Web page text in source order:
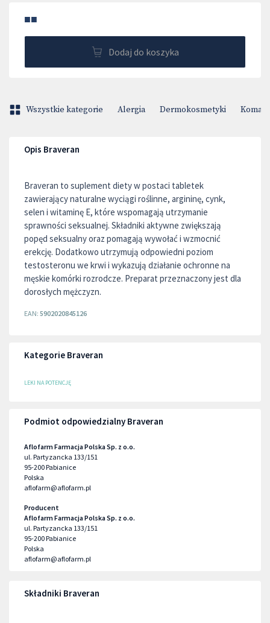
■■
Dodaj do koszyka
Wszystkie kategorie Alergia Dermokosmetyki
Opis Braveran
Braveran to suplement diety w postaci tabletek
zawierający naturalne wyciągi roślinne, argininę, cynk,
selen i witaminę E, które wspomagają utrzymanie
sprawności seksualnej. Składniki aktywne zwiększają
popęd seksualny oraz pomagają wywołać i wzmocnić
erekcję. Dodatkowo utrzymują odpowiedni poziom
testosteronu we krwi i wykazują działanie ochronne na
męskie komórki rozrodcze. Preparat przeznaczony jest dla
dorosłych mężczyzn.
EAN: 5902020845126
Kategorie Braveran
LEKI NA POTENCJĘ
Podmiot odpowiedzialny Braveran
Aflofarm Farmacja Polska Sp. z o.o.
ul. Partyzancka 133/151
95-200Pabianice
Polska
aflofarm@aflofarm.pl
Producent
Aflofarm Farmacja Polska Sp. z o.o.
ul. Partyzancka 133/151
95-200Pabianice
Polska
aflofarm@aflofarm.pl
Składniki Braveran